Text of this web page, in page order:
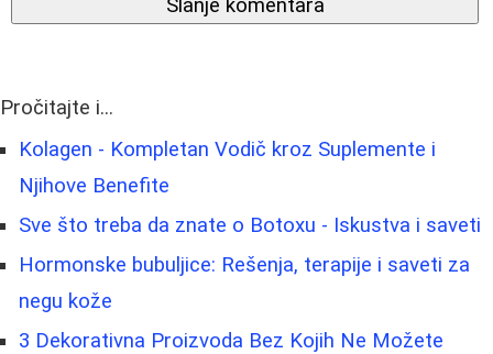
Slanje komentara
Pročitajte i...
Kolagen - Kompletan Vodič kroz Suplemente i
Njihove Benefite
Sve što treba da znate o Botoxu - Iskustva i saveti
Hormonske bubuljice: Rešenja, terapije i saveti za
negu kože
3 Dekorativna Proizvoda Bez Kojih Ne Možete